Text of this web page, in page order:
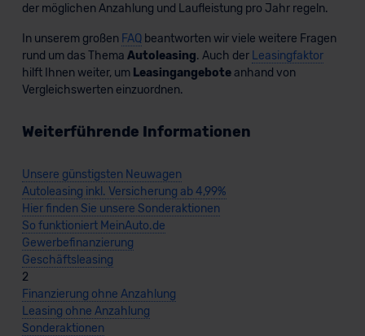
der möglichen Anzahlung und Laufleistung pro Jahr regeln.
In unserem großen FAQbeantworten wir viele weitere Fragen
rund um das Thema Autoleasing. Auch der Leasingfaktor
hilft Ihnen weiter, um Leasingangeboteanhand von
Vergleichswerten einzuordnen.
Weiterführende Informationen
Unsere günstigsten Neuwagen
Autoleasing inkl. Versicherung ab 4,99%
Hier finden Sie unsere Sonderaktionen
So funktioniert MeinAuto.de
Gewerbefinanzierung
Geschäftsleasing
2
Finanzierung ohne Anzahlung
Leasing ohne Anzahlung
Sonderaktionen